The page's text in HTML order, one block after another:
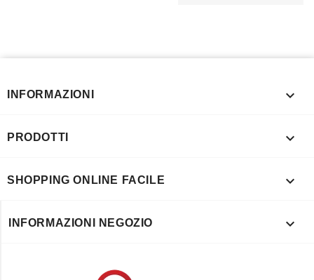
INFORMAZIONI 
PRODOTTI 
SHOPPING ONLINE FACILE 
INFORMAZIONI NEGOZIO 